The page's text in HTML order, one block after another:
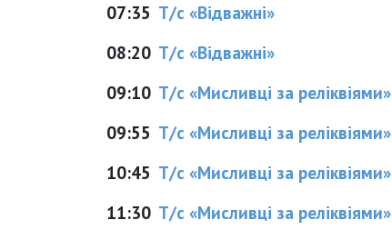
07:35 Т/с «Відважні»
08:20 Т/с «Відважні»
09:10 Т/с «Мисливці за реліквіями»
09:55 Т/с «Мисливці за реліквіями»
10:45 Т/с «Мисливці за реліквіями»
11:30 Т/с «Мисливці за реліквіями»